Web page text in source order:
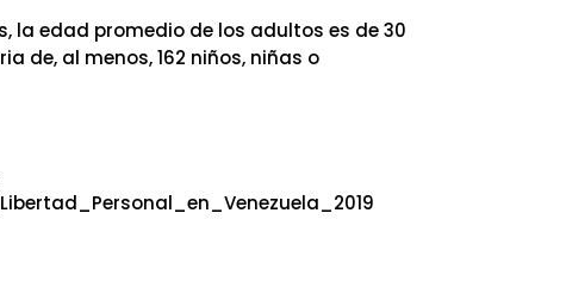
la edad promedio de los adultos es de 30
de, al menos, 162 niños, niñas o